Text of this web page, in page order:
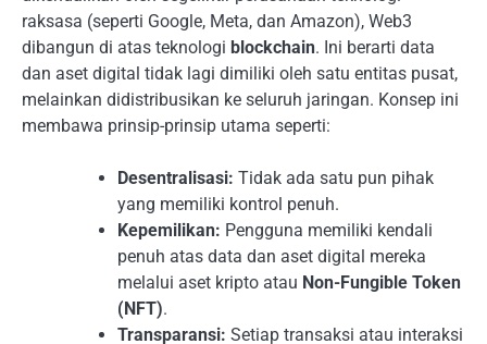
raksasa (seperti Google, Meta, dan Amazon), Web3
dibangun di atas teknologi blockchain. Ini berarti data
dan aset digital tidak lagi dimiliki oleh satu entitas pusat,
melainkan didistribusikan ke seluruh jaringan. Konsep ini
membawa prinsip-prinsip utama seperti:
Desentralisasi: Tidak ada satu pun pihak
yang memiliki kontrol penuh.
Kepemilikan: Pengguna memiliki kendali
penuh atas data dan aset digital mereka
melalui aset kripto atau Non-Fungible Token
(NFT).
Transparansi: Setiap transaksi atau interaksi